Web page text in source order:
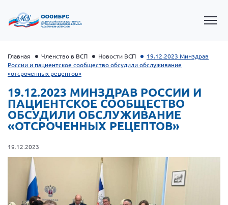
Президент Власов Я.В.
Первый вице-президент Кичигина Н. Ф.
Генеральный директор Матвиевская О.В.
Главная Членство в ВСП Новости ВСП
19.12.2023 Минздрав
России и пациентское сообщество обсудили обслуживание
«отсроченных рецептов»
19.12.2023 МИНЗДРАВ РОССИИ И
ПАЦИЕНТСКОЕ СООБЩЕСТВО
ОБСУДИЛИ ОБСЛУЖИВАНИЕ
«ОТСРОЧЕННЫХ РЕЦЕПТОВ»
19.12.2023